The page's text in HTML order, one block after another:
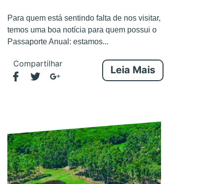
Para quem está sentindo falta de nos visitar,
temos uma boa notícia para quem possui o
Passaporte Anual: estamos...
Compartilhar
Leia Mais